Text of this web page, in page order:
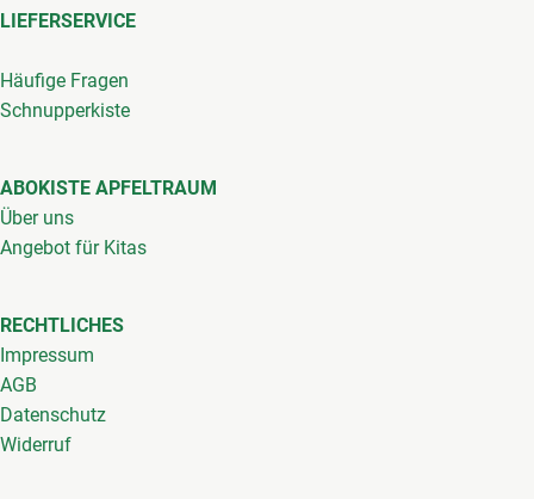
LIEFERSERVICE
Häufige Fragen
Schnupperkiste
ABOKISTE APFELTRAUM
Über uns
Angebot für Kitas
RECHTLICHES
Impressum
AGB
Datenschutz
Widerruf